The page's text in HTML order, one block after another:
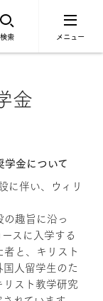
検索 メニュー
金
金について
に伴い、ウィリ
趣旨に沿っ
スに入学する
と、キリスト
人留学生のた
スト教学研究